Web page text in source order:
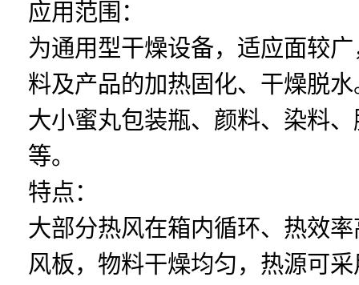
应用范围：
为通用型干燥设备，适应面较
料及产品的加热固化、干燥脱
大小蜜丸包装瓶、颜料、染料
等。
特点：
大部分热风在箱内循环、热效
风板，物料干燥均匀，热源可